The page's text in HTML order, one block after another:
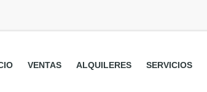
VENTAS ALQUILERES SERVICIOS